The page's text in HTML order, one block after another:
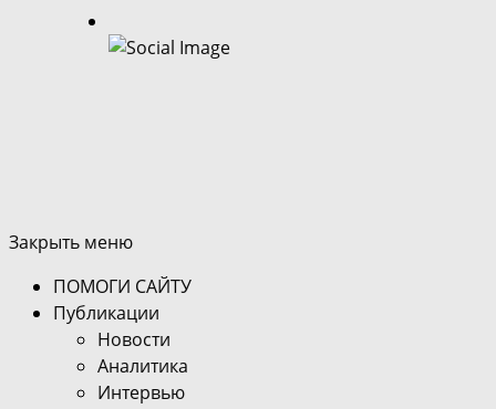
Закрыть меню
ПОМОГИ САЙТУ
Публикации
Новости
Аналитика
Интервью